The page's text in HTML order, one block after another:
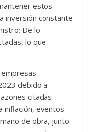
estos
inversión constante
De lo
lo que
debido a
citadas
inflación, eventos
de obra, junto